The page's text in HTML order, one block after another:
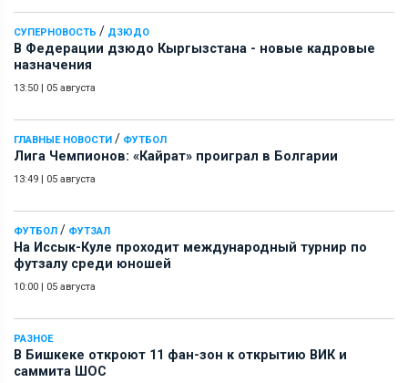
СУПЕРНОВОСТЬ / ДЗЮДО
В Федерации дзюдо Кыргызстана - новые кадровые
назначения
13:50 | 05 августа
ГЛАВНЫЕ НОВОСТИ / ФУТБОЛ
Лига Чемпионов: «Кайрат» проиграл в Болгарии
13:49 | 05 августа
ФУТБОЛ / ФУТЗАЛ
На Иссык-Куле проходит международный турнир по
футзалу среди юношей
10:00 | 05 августа
РАЗНОЕ
В Бишкеке откроют 11 фан-зон к открытию ВИК и
саммита ШОС